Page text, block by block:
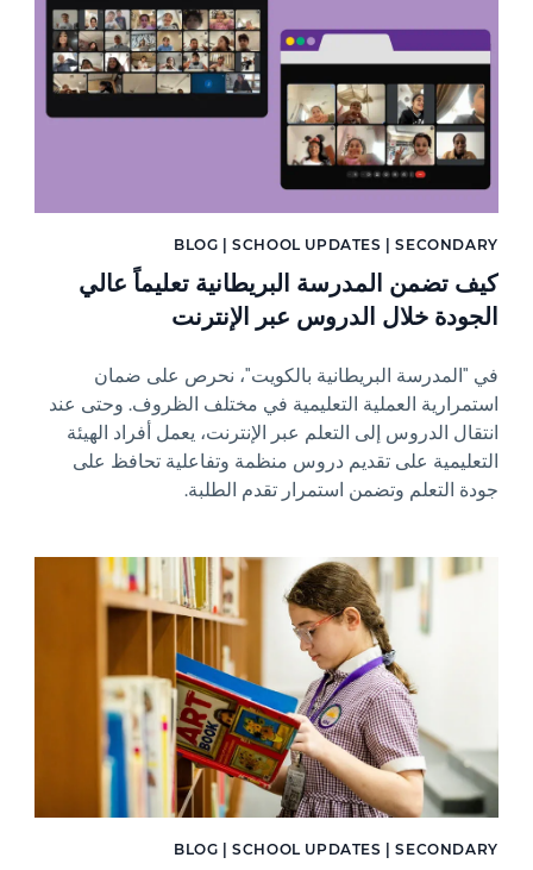
BLOG | SCHOOL UPDATES | SECONDARY
كيف تضمن المدرسة البريطانية تعليماً عالي
الجودة خلال الدروس عبر الإنترنت
في "المدرسة البريطانية بالكويت"، نحرص على ضمان
استمرارية العملية التعليمية في مختلف الظروف. وحتى عند
انتقال الدروس إلى التعلم عبر الإنترنت، يعمل أفراد الهيئة
التعليمية على تقديم دروس منظمة وتفاعلية تحافظ على
جودة التعلم وتضمن استمرار تقدم الطلبة.
News image
BLOG | SCHOOL UPDATES | SECONDARY